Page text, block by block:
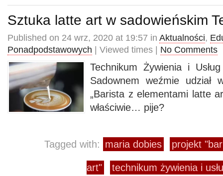
Sztuka latte art w sadowieńskim
Published on 24 wrz, 2020 at 19:57 in Aktualności,
Ponadpodstawowych | Viewed times | No Comments
Technikum Żywienia i
Sadownem weźmie udział
„Barista z elementami latte
właściwie… pije?
Tagged with: maria dobies projekt
art" technikum żywienia i